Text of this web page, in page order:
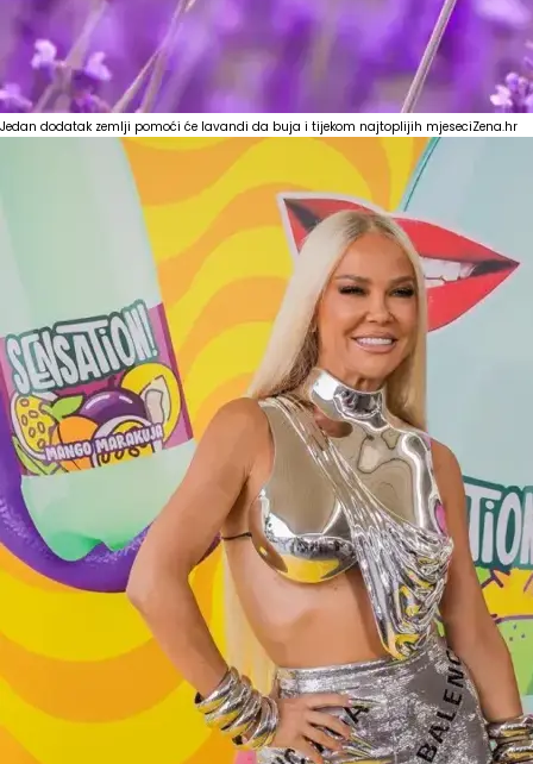
Jedan dodatak zemlji pomoći će lavandi da buja i tijekom najtoplijih mjeseciZena.hr